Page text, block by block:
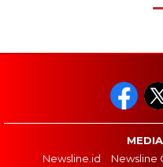
Newsline.id
Newsline